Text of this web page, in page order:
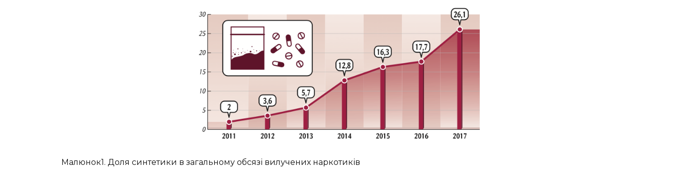
Малюнок1. Доля синтетики в загальному обсязі вилучених наркотиків